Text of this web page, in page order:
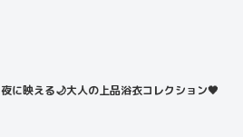
夜に映える🌙大人の上品浴衣コレクション🖤